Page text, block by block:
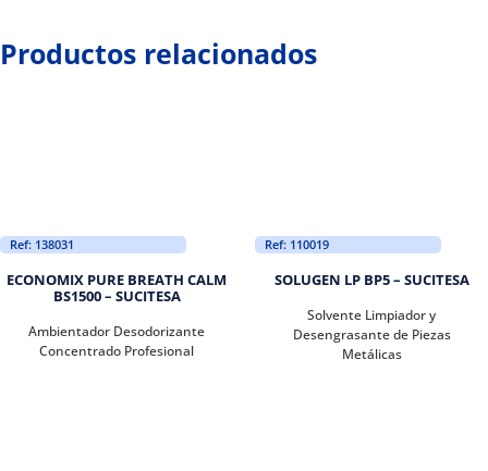
Productos relacionados
Ref: 138031
ECONOMIX PURE BREATH CALM
BS1500 – SUCITESA
Ambientador Desodorizante
Concentrado Profesional
Ref: 110019
SOLUGEN LP BP5 – SUCITESA
Solvente Limpiador y
Desengrasante de Piezas
Metálicas